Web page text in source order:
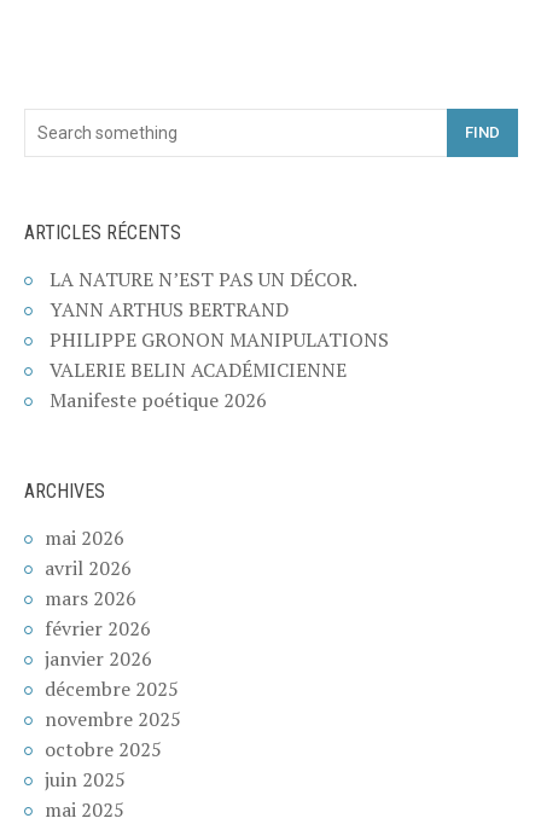
FIND
ARTICLES RÉCENTS
LA NATURE N’EST PAS UN DÉCOR.
YANN ARTHUS BERTRAND
PHILIPPE GRONON MANIPULATIONS
VALERIE BELIN ACADÉMICIENNE
Manifeste poétique 2026
ARCHIVES
mai 2026
avril 2026
mars 2026
février 2026
janvier 2026
décembre 2025
novembre 2025
octobre 2025
juin 2025
mai 2025